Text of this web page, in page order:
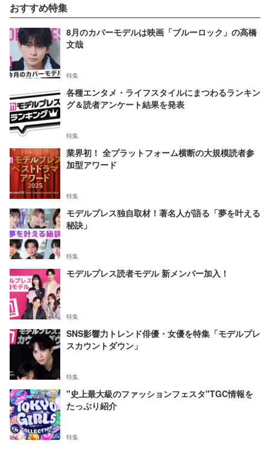
おすすめ特集
8月のカバーモデルは映画「ブルーロック」の高橋
文哉
特集
各種エンタメ・ライフスタイルにまつわるランキン
グ＆読者アンケート結果を発表
特集
業界初！ 全プラットフォーム横断の大規模読者参
加型アワード
特集
モデルプレス独自取材！著名人が語る「夢を叶える
秘訣」
特集
モデルプレス読者モデル 新メンバー加入！
特集
SNS影響力トレンド俳優・女優を特集「モデルプレ
スカウントダウン」
特集
"史上最大級のファッションフェスタ"TGC情報を
たっぷり紹介
特集